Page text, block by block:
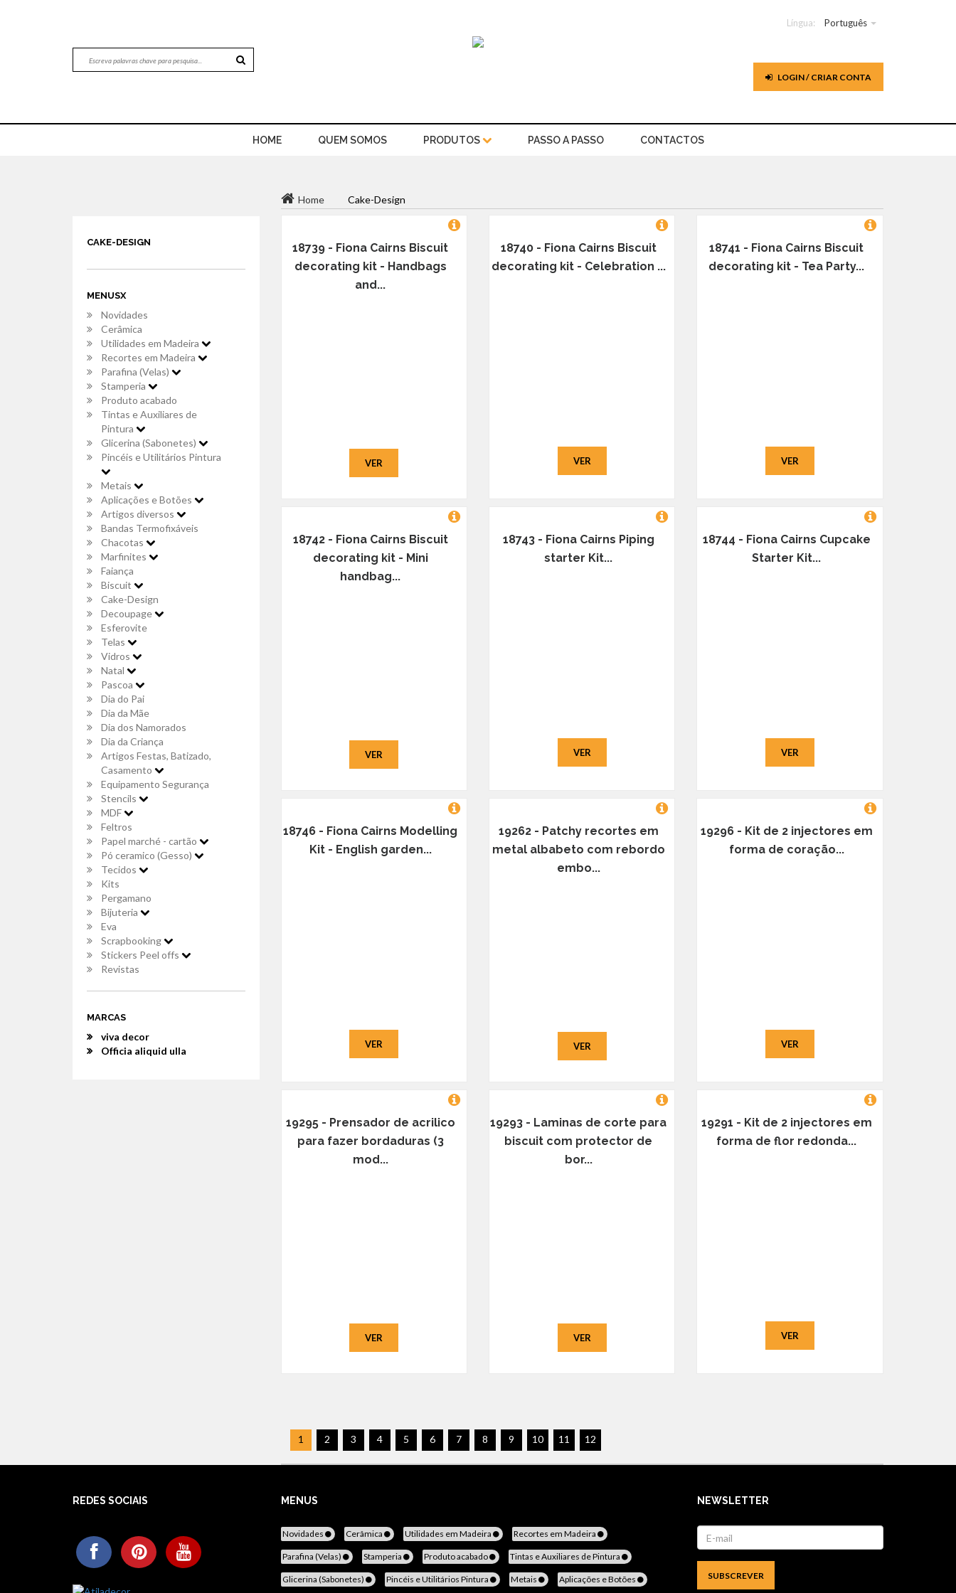
Língua: Português
LOGIN / CRIAR CONTA
HOME QUEM SOMOS PRODUTOS PASSO A PASSO CONTACTOS
CAKE-DESIGN
MENUSX
Novidades
Cerâmica
Utilidades em Madeira
Recortes em Madeira
Parafina (Velas)
Stamperia
Produto acabado
Tintas e Auxiliares de
Pintura
Glicerina (Sabonetes)
Pincéis e Utilitários Pintura
Metais
Aplicações e Botões
Artigos diversos
Bandas Termofixáveis
Chacotas
Marfinites
Faiança
Biscuit
Cake-Design
Decoupage
Esferovite
Telas
Vidros
Natal
Pascoa
Dia do Pai
Dia da Mãe
Dia dos Namorados
Dia da Criança
Artigos Festas, Batizado,
Casamento
Equipamento Segurança
Stencils
MDF
Feltros
Papel marché - cartão
Pó ceramico (Gesso)
Tecidos
Kits
Pergamano
Bijuteria
Eva
Scrapbooking
Stickers Peel offs
Revistas
MARCAS
viva decor
Officia aliquid ulla
Home Cake-Design
18739 - Fiona Cairns Biscuit
decorating kit - Handbags
and...
VER
18740 - Fiona Cairns Biscuit
decorating kit - Celebration ...
VER
18741 - Fiona Cairns Biscuit
decorating kit - Tea Party...
VER
18742 - Fiona Cairns Biscuit
decorating kit - Mini
handbag...
VER
18743 - Fiona Cairns Piping
starter Kit...
VER
18744 - Fiona Cairns Cupcake
Starter Kit...
VER
18746 - Fiona Cairns Modelling
Kit - English garden...
VER
19262 - Patchy recortes em
metal albabeto com rebordo
embo...
VER
19296 - Kit de 2 injectores em
forma de coração...
VER
19295 - Prensador de acrilico
para fazer bordaduras (3
mod...
VER
19293 - Laminas de corte para
biscuit com protector de
bor...
VER
19291 - Kit de 2 injectores em
forma de flor redonda...
VER
1 2 3 4 5 6 7 8 9 10 11 12
REDES SOCIAIS MENUS
Novidades Cerâmica Utilidades em Madeira Recortes em Madeira
Parafina (Velas) Stamperia Produto acabado Tintas e Auxiliares de Pintura
Glicerina (Sabonetes) Pincéis e Utilitários Pintura Metais Aplicações e Botões
NEWSLETTER